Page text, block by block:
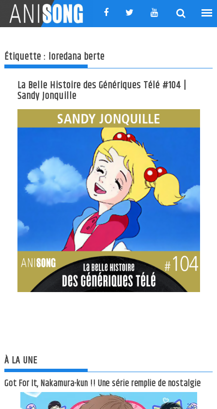
content
Étiquette : loredana berte
La Belle Histoire des Génériques Télé #104 |
Sandy Jonquille
À LA UNE
Got For It, Nakamura-kun !! Une série remplie de nostalgie